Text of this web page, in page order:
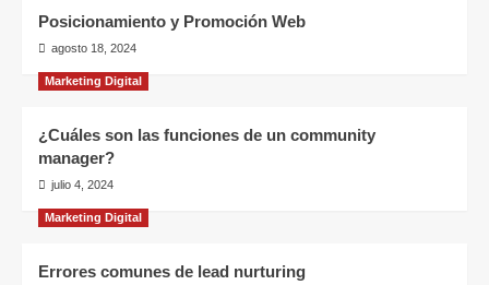
Posicionamiento y Promoción Web
agosto 18, 2024
Marketing Digital
¿Cuáles son las funciones de un community
manager?
julio 4, 2024
Marketing Digital
Errores comunes de lead nurturing